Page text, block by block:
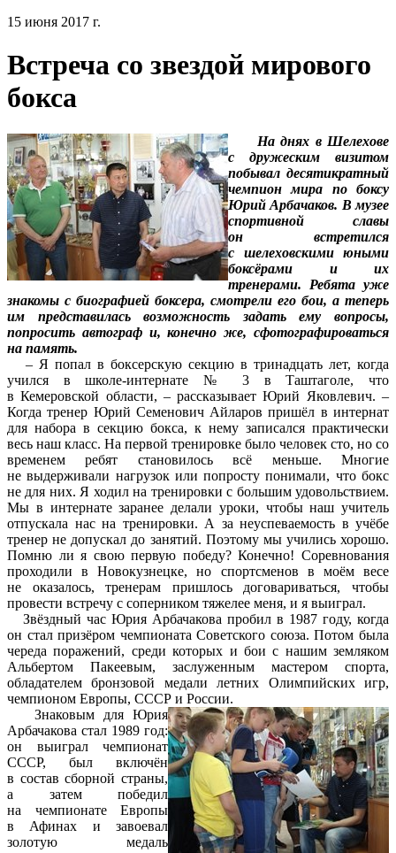
15 июня 2017 г.
Встреча со звездой мирового
бокса
На днях в Шелехове
с дружеским визитом
побывал десятикратный
чемпион мира по боксу
Юрий Арбачаков. В музее
спортивной славы
он встретился
с шелеховскими юными
боксёрами и их
тренерами. Ребята уже
знакомы с биографией боксера, смотрели его бои, а теперь
им представилась возможность задать ему вопросы,
попросить автограф и, конечно же, сфотографироваться
на память.
– Я попал в боксерскую секцию в тринадцать лет, когда
учился в школе-интернате № 3 в Таштаголе, что
в Кемеровской области, – рассказывает Юрий Яковлевич. –
Когда тренер Юрий Семенович Айларов пришёл в интернат
для набора в секцию бокса, к нему записался практически
весь наш класс. На первой тренировке было человек сто, но со
временем ребят становилось всё меньше. Многие
не выдерживали нагрузок или попросту понимали, что бокс
не для них. Я ходил на тренировки с большим удовольствием.
Мы в интернате заранее делали уроки, чтобы наш учитель
отпускала нас на тренировки. А за неуспеваемость в учёбе
тренер не допускал до занятий. Поэтому мы учились хорошо.
Помню ли я свою первую победу? Конечно! Соревнования
проходили в Новокузнецке, но спортсменов в моём весе
не оказалось, тренерам пришлось договариваться, чтобы
провести встречу с соперником тяжелее меня, и я выиграл.
Звёздный час Юрия Арбачакова пробил в 1987 году, когда
он стал призёром чемпионата Советского союза. Потом была
череда поражений, среди которых и бои с нашим земляком
Альбертом Пакеевым, заслуженным мастером спорта,
обладателем бронзовой медали летних Олимпийских игр,
чемпионом Европы, СССР и России.
Знаковым для Юрия
Арбачакова стал 1989 год:
он выиграл чемпионат
СССР, был включён
в состав сборной страны,
а затем победил
на чемпионате Европы
в Афинах и завоевал
золотую медаль